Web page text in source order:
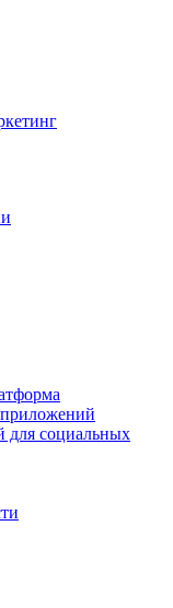
для социальных